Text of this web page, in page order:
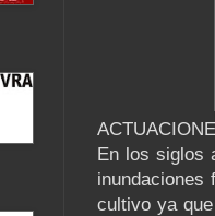
En los siglos
inundaciones
cultivo ya